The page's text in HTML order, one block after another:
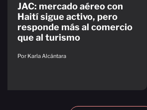
JAC: mercado aéreo con
Haití sigue activo, pero
responde más al comercio
que al turismo
Por Karla Alcántara